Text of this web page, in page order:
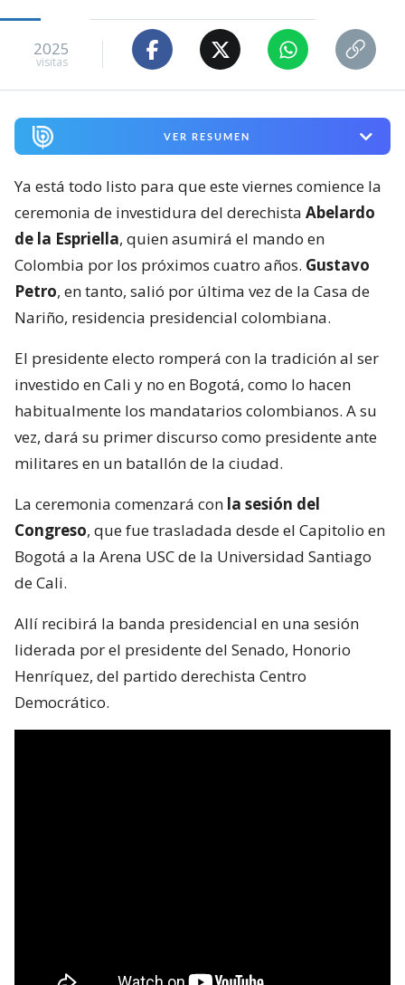
2025
visitas
VER RESUMEN
Ya está todo listo para que este viernes comience la
ceremonia de investidura del derechista Abelardo
de la Espriella, quien asumirá el mando en
Colombia por los próximos cuatro años. Gustavo
Petro, en tanto, salió por última vez de la Casa de
Nariño, residencia presidencial colombiana.
El presidente electo romperá con la tradición al ser
investido en Cali y no en Bogotá, como lo hacen
habitualmente los mandatarios colombianos. A su
vez, dará su primer discurso como presidente ante
militares en un batallón de la ciudad.
La ceremonia comenzará con la sesión del
Congreso, que fue trasladada desde el Capitolio en
Bogotá a la Arena USC de la Universidad Santiago
de Cali.
Allí recibirá la banda presidencial en una sesión
liderada por el presidente del Senado, Honorio
Henríquez, del partido derechista Centro
Democrático.